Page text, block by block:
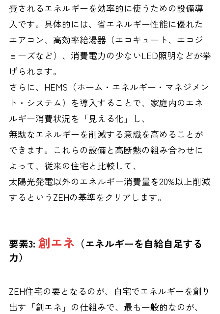
費されるエネルギーを効率的に使うための設備導
入です。具体的には、省エネルギー性能に優れた
エアコン、高効率給湯器（エコキュート、エコジ
ョーズなど）、消費電力の少ないLED照明などが挙
げられます。
さらに、HEMS（ホーム・エネルギー・マネジメン
ト・システム）を導入することで、家庭内のエネ
ルギー消費状況を「見える化」し、
無駄なエネルギーを削減する意識を高めることが
できます。これらの設備と高断熱の組み合わせに
よって、従来の住宅と比較して、
太陽光発電以外のエネルギー消費量を20%以上削減
するというZEHの基準をクリアします。
要素3: 創エネ （エネルギーを自給自足する
力）
ZEH住宅の要となるのが、自宅でエネルギーを創り
出す「創エネ」の仕組みで、最も一般的なのが、